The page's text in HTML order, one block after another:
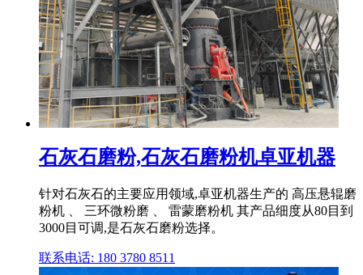
石灰石磨粉,石灰石磨粉机卓亚机器
针对石灰石的主要应用领域,卓亚机器生产的 高压悬辊磨
粉机 、 三环微粉磨 、 雷蒙磨粉机 其产品细度从80目到
3000目可调,是石灰石磨粉选择。
联系电话: 180 3780 8511